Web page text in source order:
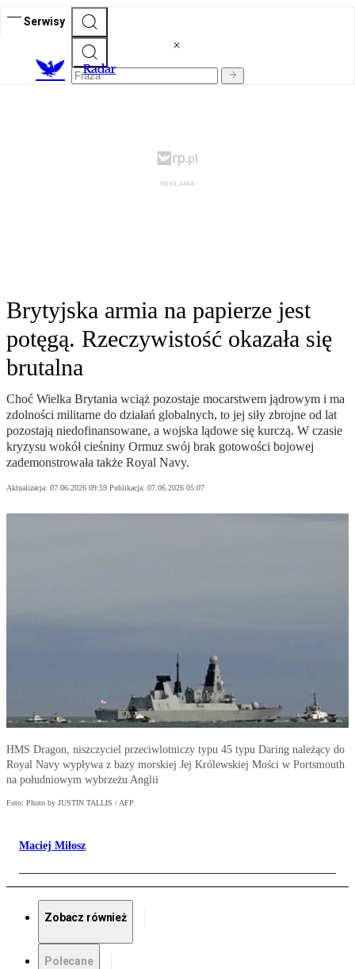
Serwisy
Radar
Brytyjska armia na papierze jest
potęgą. Rzeczywistość okazała się
brutalna
Choć Wielka Brytania wciąż pozostaje mocarstwem jądrowym i ma
zdolności militarne do działań globalnych, to jej siły zbrojne od lat
pozostają niedofinansowane, a wojska lądowe się kurczą. W czasie
kryzysu wokół cieśniny Ormuz swój brak gotowości bojowej
zademonstrowała także Royal Navy.
Aktualizacja: 07.06.2026 09:59 Publikacja: 07.06.2026 05:07
HMS Dragon, niszczyciel przeciwlotniczy typu 45 typu Daring należący do
Royal Navy wypływa z bazy morskiej Jej Królewskiej Mości w Portsmouth
na południowym wybrzeżu Anglii
Foto: Photo by JUSTIN TALLIS / AFP
Maciej Miłosz
Zobacz również
Polecane